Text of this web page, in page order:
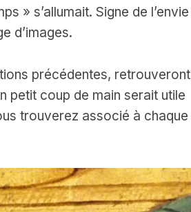
» s’allumait. Signe de l’envie
d’images.
précédentes, retrouveront
petit coup de main serait utile
trouverez associé à chaque